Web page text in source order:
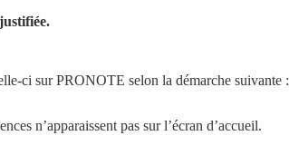
ci sur PRONOTE selon la démarche suivante :
n’apparaissent pas sur l’écran d’accueil.